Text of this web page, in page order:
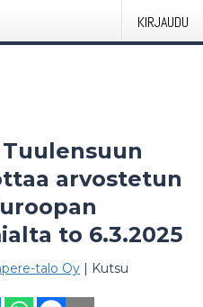
KIRJAUDU
arvostetun
to 6.3.2025
talo Oy | Kutsu